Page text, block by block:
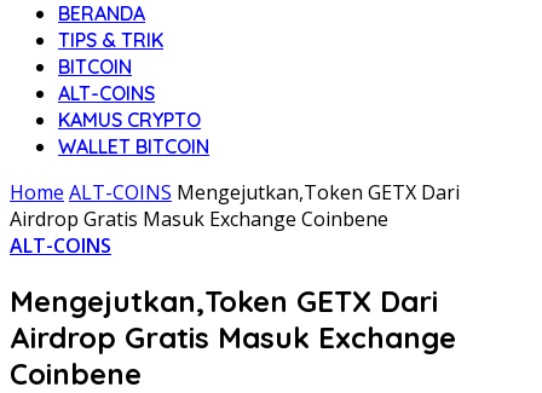
BERANDA
TIPS & TRIK
BITCOIN
ALT-COINS
KAMUS CRYPTO
WALLET BITCOIN
Home ALT-COINS Mengejutkan,Token GETX Dari
Airdrop Gratis Masuk Exchange Coinbene
ALT-COINS
Mengejutkan,Token GETX Dari
Airdrop Gratis Masuk Exchange
Coinbene